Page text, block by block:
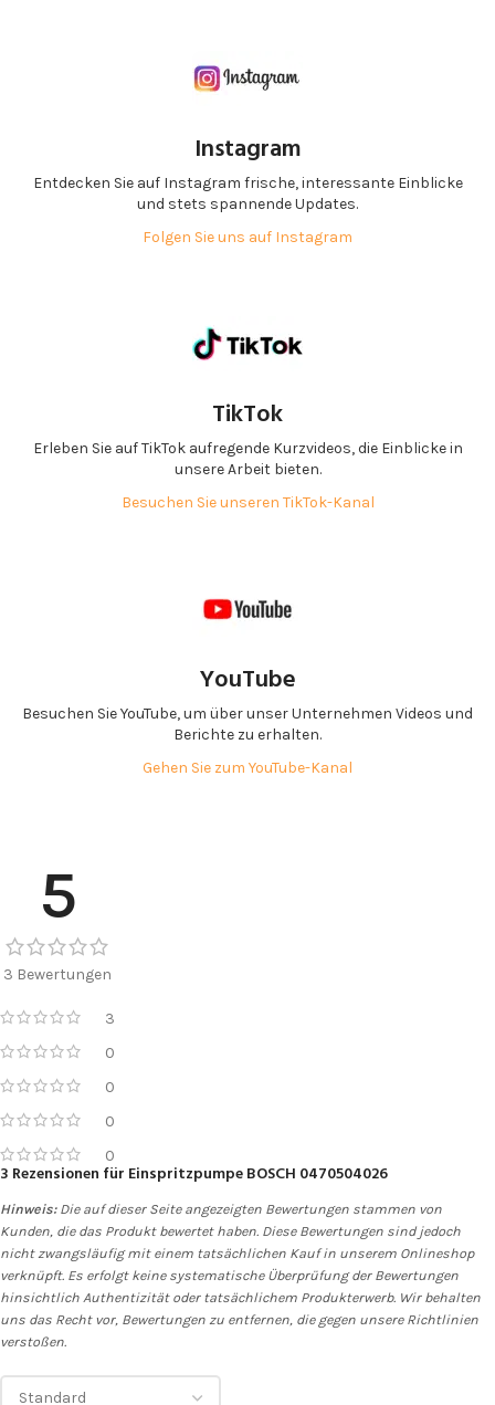
Instagram
Entdecken Sie auf Instagram frische, interessante Einblicke
und stets spannende Updates.
Folgen Sie uns auf Instagram
TikTok
Erleben Sie auf TikTok aufregende Kurzvideos, die Einblicke in
unsere Arbeit bieten.
Besuchen Sie unseren TikTok-Kanal
YouTube
Besuchen Sie YouTube, um über unser Unternehmen Videos und
Berichte zu erhalten.
Gehen Sie zum YouTube-Kanal
5
3 Bewertungen
3
0
0
0
0
3 Rezensionen für Einspritzpumpe BOSCH 0470504026
Hinweis:Die auf dieser Seite angezeigten Bewertungen stammen von
Kunden, die das Produkt bewertet haben. Diese Bewertungen sind jedoch
nicht zwangsläufig mit einem tatsächlichen Kauf in unserem Onlineshop
verknüpft. Es erfolgt keine systematische Überprüfung der Bewertungen
hinsichtlich Authentizität oder tatsächlichem Produkterwerb. Wir behalten
uns das Recht vor, Bewertungen zu entfernen, die gegen unsere Richtlinien
verstoßen.